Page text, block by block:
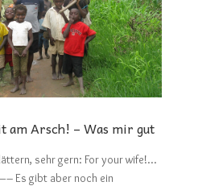
Arsch! – Was mir gut
sehr gern: For your wife!…
gibt aber noch ein